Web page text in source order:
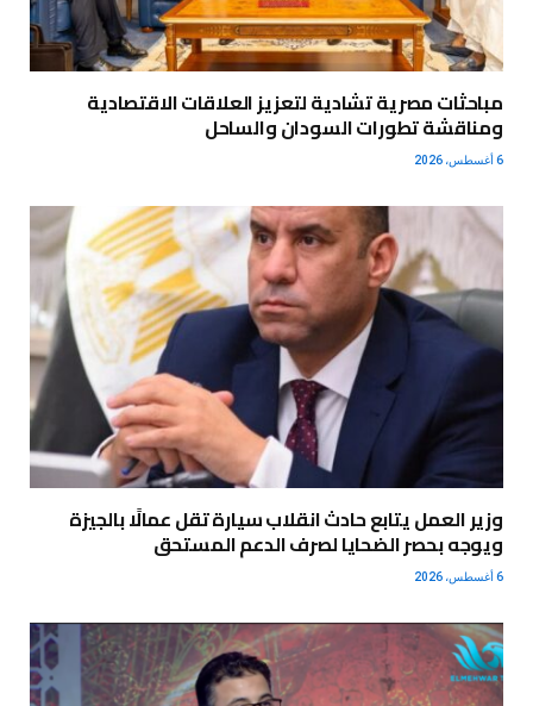
مباحثات مصرية تشادية لتعزيز العلاقات الاقتصادية
ومناقشة تطورات السودان والساحل
6 أغسطس، 2026
وزير العمل يتابع حادث انقلاب سيارة تقل عمالًا بالجيزة
ويوجه بحصر الضحايا لصرف الدعم المستحق
6 أغسطس، 2026